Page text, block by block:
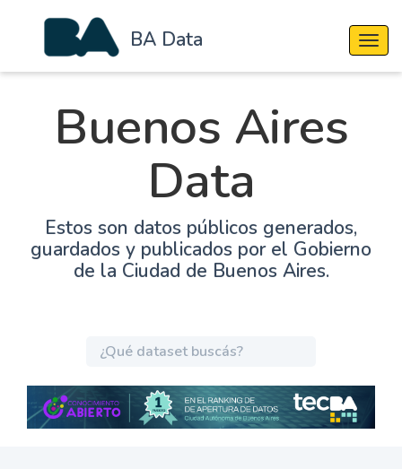
BA Data
Buenos Aires
Data
Estos son datos públicos generados,
guardados y publicados por el Gobierno
de la Ciudad de Buenos Aires.